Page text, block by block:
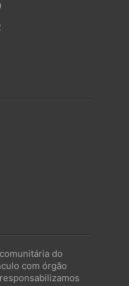
do
com órgão